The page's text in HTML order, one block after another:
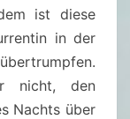
ist diese
in der
nicht, den
Nachts über